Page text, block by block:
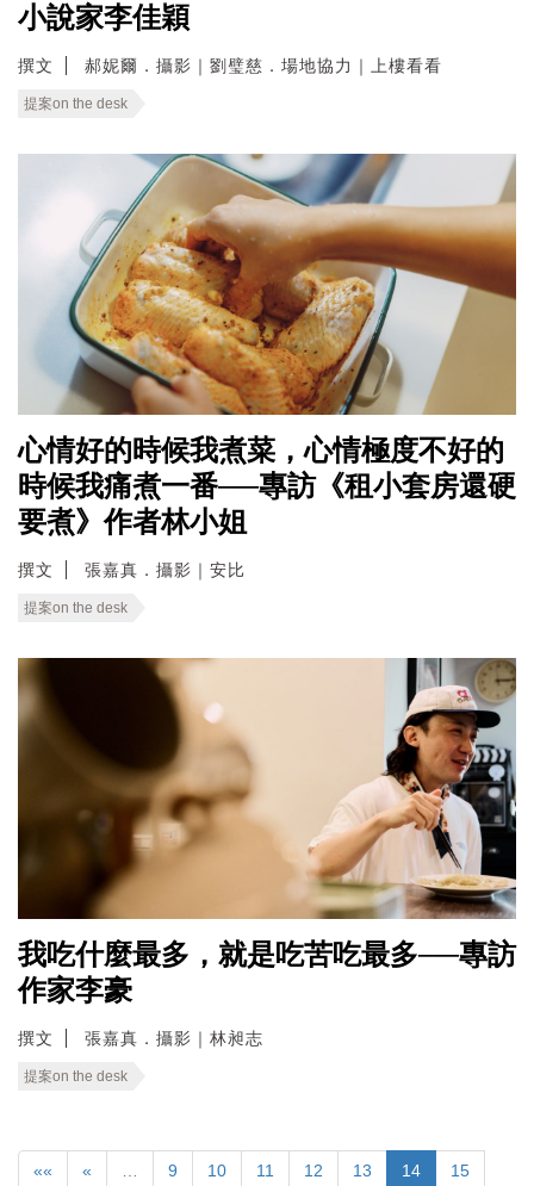
小說家李佳穎
撰文 郝妮爾．攝影｜劉璧慈．場地協力｜上樓看看
提案on the desk
心情好的時候我煮菜，心情極度不好的
時候我痛煮一番──專訪《租小套房還硬
要煮》作者林小姐
撰文 張嘉真．攝影｜安比
提案on the desk
我吃什麼最多，就是吃苦吃最多──專訪
作家李豪
撰文 張嘉真．攝影｜林昶志
提案on the desk
«« « 9 10 11 12 13 14 15